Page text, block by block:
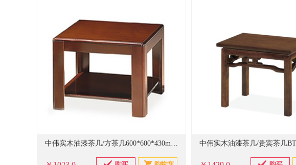
中伟实木油漆茶几/方茶几600*600*430mm(计价单位：套)